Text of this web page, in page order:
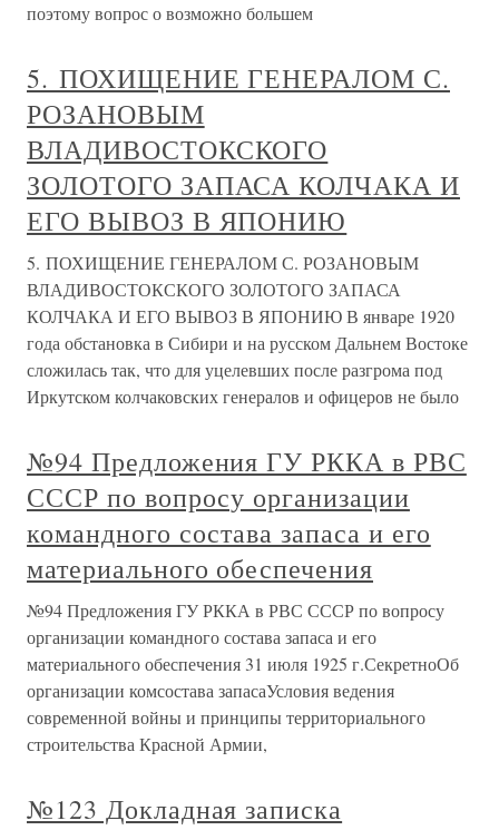
поэтому вопрос о возможно большем
5. ПОХИЩЕНИЕ ГЕНЕРАЛОМ С.
РОЗАНОВЫМ
ВЛАДИВОСТОКСКОГО
ЗОЛОТОГО ЗАПАСА КОЛЧАКА И
ЕГО ВЫВОЗ В ЯПОНИЮ
5. ПОХИЩЕНИЕ ГЕНЕРАЛОМ С. РОЗАНОВЫМ
ВЛАДИВОСТОКСКОГО ЗОЛОТОГО ЗАПАСА
КОЛЧАКА И ЕГО ВЫВОЗ В ЯПОНИЮ В январе 1920
года обстановка в Сибири и на русском Дальнем Востоке
сложилась так, что для уцелевших после разгрома под
Иркутском колчаковских генералов и офицеров не было
№94 Предложения ГУ РККА в РВС
СССР по вопросу организации
командного состава запаса и его
материального обеспечения
№94 Предложения ГУ РККА в РВС СССР по вопросу
организации командного состава запаса и его
материального обеспечения 31 июля 1925 г.СекретноОб
организации комсостава запасаУсловия ведения
современной войны и принципы территориального
строительства Красной Армии,
№123 Докладная записка